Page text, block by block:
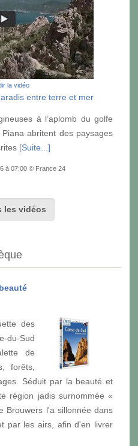
la vidéo
entre terre et mer
à l’aplomb du golfe
abritent des paysages
[Suite...]
à 07:00 © France 24
les vidéos
des
du-Sud
de
forêts,
Séduit par la beauté et
région jadis surnommée «
Brouwers l'a sillonnée dans
par les airs, afin d'en livrer